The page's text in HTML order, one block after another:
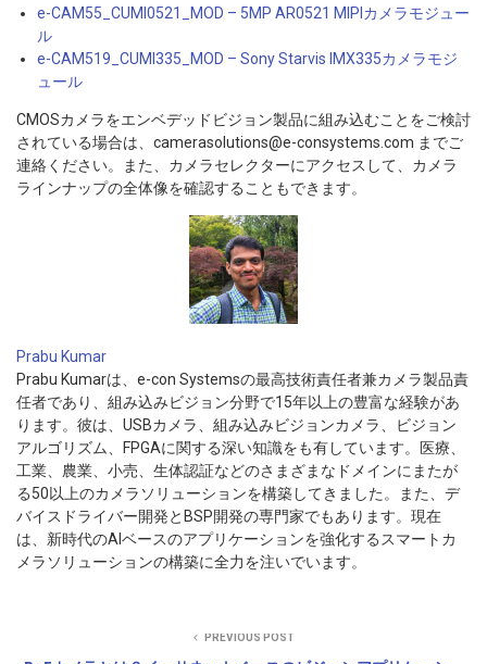
e-CAM55_CUMI0521_MOD – 5MP AR0521 MIPIカメラモジュー
ル
e-CAM519_CUMI335_MOD – Sony Starvis IMX335カメラモジ
ュール
CMOSカメラをエンベデッドビジョン製品に組み込むことをご検討
されている場合は、camerasolutions@e-consystems.com までご
連絡ください。また、カメラセレクターにアクセスして、カメラ
ラインナップの全体像を確認することもできます。
Prabu Kumar
Prabu Kumarは、e-con Systemsの最高技術責任者兼カメラ製品責
任者であり、組み込みビジョン分野で15年以上の豊富な経験があ
ります。彼は、USBカメラ、組み込みビジョンカメラ、ビジョン
アルゴリズム、FPGAに関する深い知識をも有しています。医療、
工業、農業、小売、生体認証などのさまざまなドメインにまたが
る50以上のカメラソリューションを構築してきました。また、デ
バイスドライバー開発とBSP開発の専門家でもあります。現在
は、新時代のAIベースのアプリケーションを強化するスマートカ
メラソリューションの構築に全力を注いでいます。
PREVIOUS POST